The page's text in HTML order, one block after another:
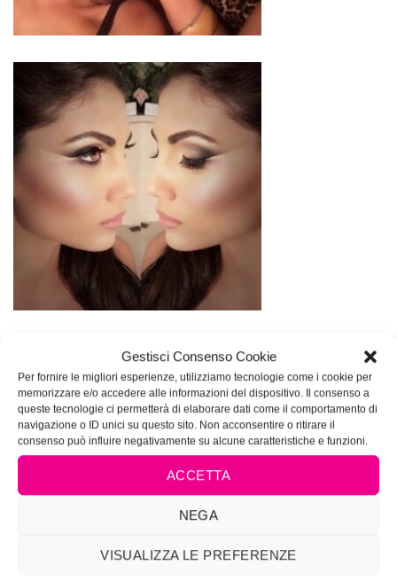
Gestisci Consenso Cookie
Per fornire le migliori esperienze, utilizziamo tecnologie come i cookie per
memorizzare e/o accedere alle informazioni del dispositivo. Il consenso a
queste tecnologie ci permetterà di elaborare dati come il comportamento di
navigazione o ID unici su questo sito. Non acconsentire o ritirare il
consenso può influire negativamente su alcune caratteristiche e funzioni.
ACCETTA
NEGA
VISUALIZZA LE PREFERENZE